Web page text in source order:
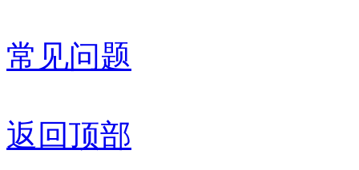
常见问题
返回顶部